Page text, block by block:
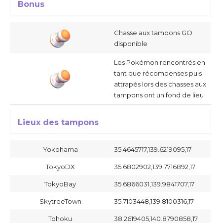
Bonus
Chasse aux tampons GO
disponible
Les Pokémon rencontrés en
tant que récompenses puis
attrapés lors des chasses aux
tampons ont un fond de lieu
Lieux des tampons
Yokohama 35.4645717,139.6219095,17
TokyoDX 35.6802902,139.7716892,17
TokyoBay 35.6866031,139.9841707,17
SkytreeTown 35.7103448,139.8100316,17
Tohoku 38.2619405,140.8790858,17